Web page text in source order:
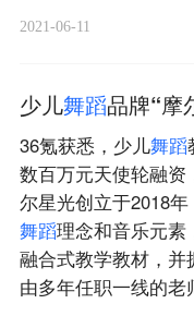
2021-06-11
少儿舞蹈品牌“摩
36氪获悉，少儿舞蹈
数百万元天使轮融
尔星光创立于2018
舞蹈理念和音乐元素
融合式教学教材，并
由多年任职一线的老